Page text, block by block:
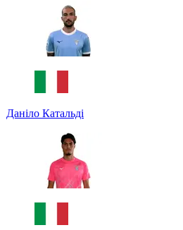
Даніло Катальді